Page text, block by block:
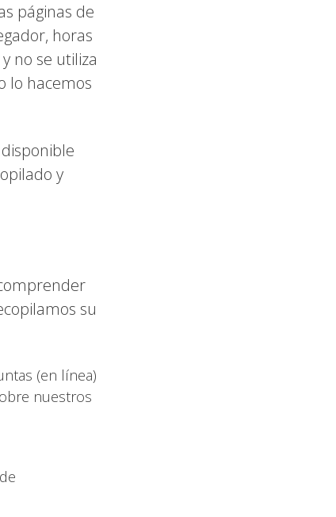
páginas de
horas
no se utiliza
lo hacemos
y
su
(en línea)
nuestros